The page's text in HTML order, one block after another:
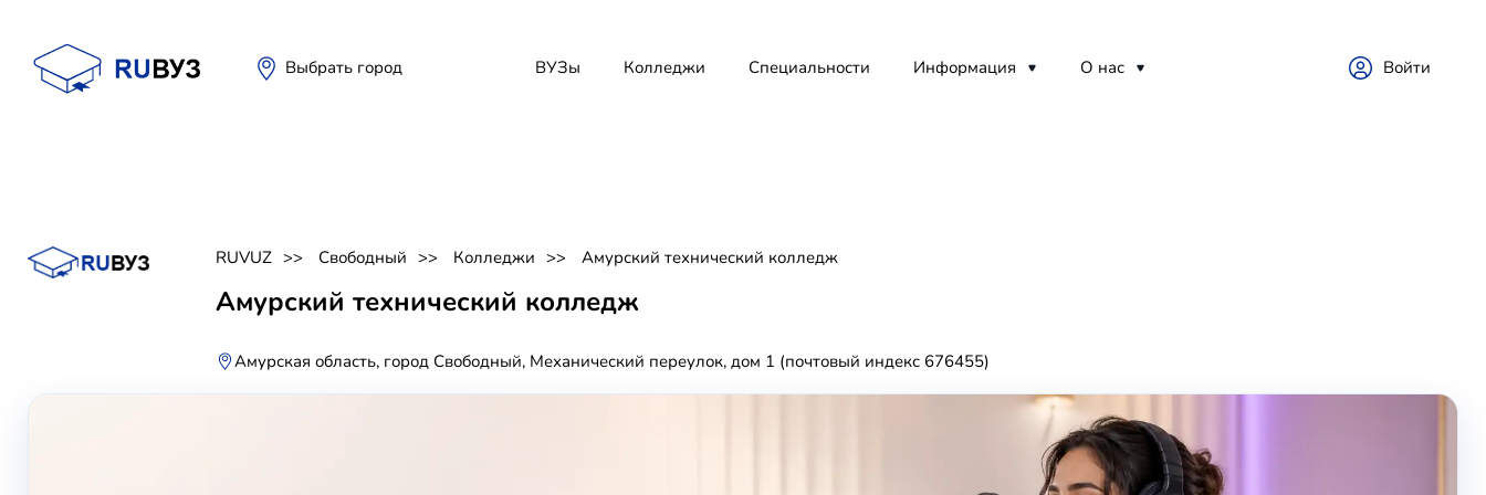
Выбрать город ВУЗы Колледжи Специальности Информация О нас Войти
RUVUZ Свободный Колледжи Амурский технический колледж
Амурский технический колледж
Амурская область, город Свободный, Механический переулок, дом 1 (почтовый индекс 676455)